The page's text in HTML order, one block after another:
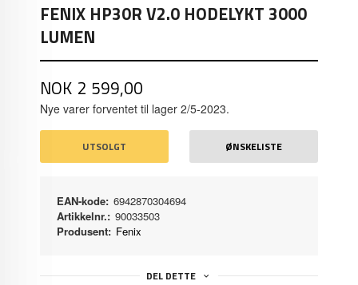
FENIX HP30R V2.0 HODELYKT 3000
LUMEN
Pris
NOK 2 599,00
Nye varer forventet til lager 2/5-2023.
UTSOLGT ØNSKELISTE
EAN-kode: 6942870304694
Artikkelnr.: 90033503
Produsent: Fenix
DEL DETTE